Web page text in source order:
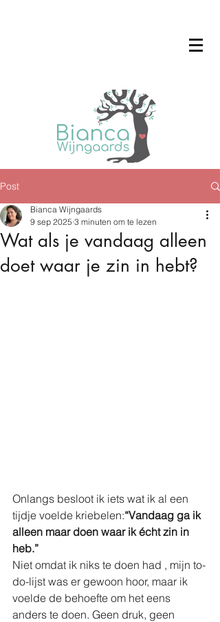
Post
Wat als je vandaag alleen
doet waar je zin in hebt?
Bianca Wijngaards
9 sep 2025 3 minuten om te lezen
Onlangs besloot ik iets wat ik al een
tijdje voelde kriebelen:“Vandaag ga ik
alleen maar doen waar ik écht zin in
heb.”
Niet omdat ik niks te doen had , mijn to-
do-lijst was er gewoon hoor, maar ik
voelde de behoefte om het eens
anders te doen. Geen druk, geen